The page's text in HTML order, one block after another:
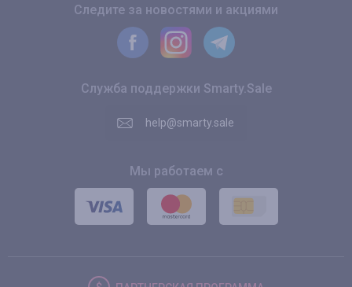
Следите за новостями и акциями
Служба поддержки Smarty.Sale
help@smarty.sale
Мы работаем с